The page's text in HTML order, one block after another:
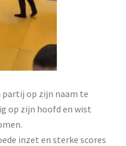
partij op zijn naam te
op zijn hoofd en wist
inzet en sterke scores